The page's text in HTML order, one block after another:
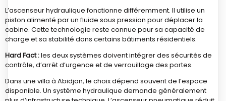
L’ascenseur hydraulique fonctionne différemment. Il utilise un
piston alimenté par un fluide sous pression pour déplacer la
cabine. Cette technologie reste connue pour sa capacité de
charge et sa stabilité dans certains bâtiments résidentiels.
Hard Fact :les deux systèmes doivent intégrer des sécurités de
contrôle, d’arrêt d’urgence et de verrouillage des portes.
Dans une villa à Abidjan, le choix dépend souvent de l’espace
disponible. Un système hydraulique demande généralement